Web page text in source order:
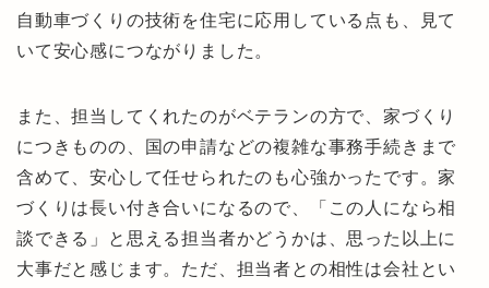
自動車づくりの技術を住宅に応用している点も、見て
いて安心感につながりました。
また、担当してくれたのがベテランの方で、家づくり
につきものの、国の申請などの複雑な事務手続きまで
含めて、安心して任せられたのも心強かったです。家
づくりは長い付き合いになるので、「この人になら相
談できる」と思える担当者かどうかは、思った以上に
大事だと感じます。ただ、担当者との相性は会社とい